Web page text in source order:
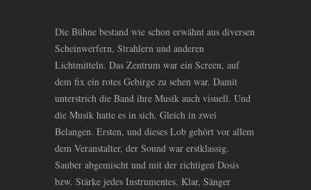
Die Bühne bestand wie schon erwähnt aus diversen
Scheinwerfern, Strahlern und anderen
Lichtmitteln. Das Zentrum war ein Screen, auf
dem fix ein rotes Gebirge zu sehen war. Damit
unterstrich die Band ihre Musik auch visuell. Und
die Musik hatte es in sich. Gleich in zwei
Belangen. Ersten, und dieses Lob gehört vor allem
dem Veranstalter, der Sound war erstklassig.
Sauber abgemischt und mit der richtigen Dosis
bzw. Stärke jedes Instrumentes. Klar, Sänger